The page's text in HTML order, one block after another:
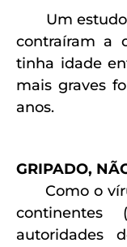
Um estudo
contraíram a
tinha idade
mais graves
anos.
GRIPADO,
Como o
continentes
autoridades